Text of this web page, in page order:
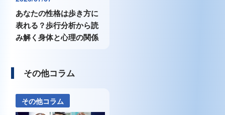
あなたの性格は歩き方に
表れる？歩行分析から読
み解く身体と心理の関係
その他コラム
その他コラム